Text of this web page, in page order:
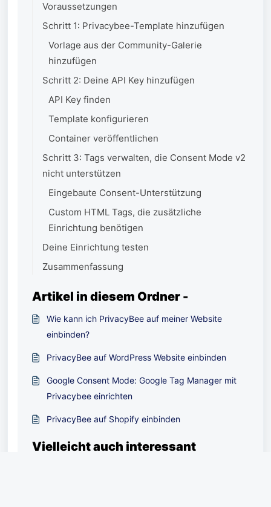
Voraussetzungen
Schritt 1: Privacybee-Template hinzufügen
Vorlage aus der Community-Galerie
hinzufügen
Schritt 2: Deine API Key hinzufügen
API Key finden
Template konfigurieren
Container veröffentlichen
Schritt 3: Tags verwalten, die Consent Mode v2
nicht unterstützen
Eingebaute Consent-Unterstützung
Custom HTML Tags, die zusätzliche
Einrichtung benötigen
Deine Einrichtung testen
Zusammenfassung
Artikel in diesem Ordner -
Wie kann ich PrivacyBee auf meiner Website
einbinden?
PrivacyBee auf WordPress Website einbinden
Google Consent Mode: Google Tag Manager mit
Privacybee einrichten
PrivacyBee auf Shopify einbinden
Vielleicht auch interessant